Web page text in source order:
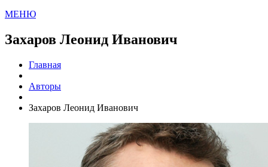
МЕНЮ
Захаров Леонид Иванович
Главная
Авторы
Захаров Леонид Иванович